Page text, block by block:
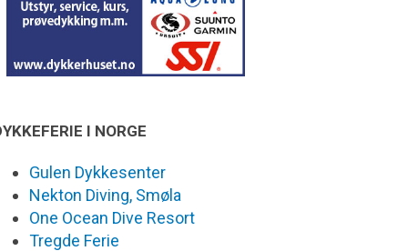
I NORGE
Gulen Dykkesenter
Nekton Diving, Smøla
One Ocean Dive Resort
Tregde Ferie